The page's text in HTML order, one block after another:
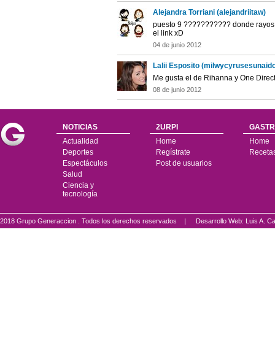
Alejandra Torriani (alejandriitaw)
puesto 9 ??????????? donde
el link xD
04 de junio 2012
Lalii Esposito
Me gusta el de Rihanna y One
08 de junio 2012
NOTICIAS
Actualidad
Deportes
Espectáculos
Salud
Ciencia y
tecnología
2URPI
Home
Regístrate
Post de usuarios
Home
2018 Grupo Generaccion . Todos los derechos reservados | Desarrollo Web: Luis